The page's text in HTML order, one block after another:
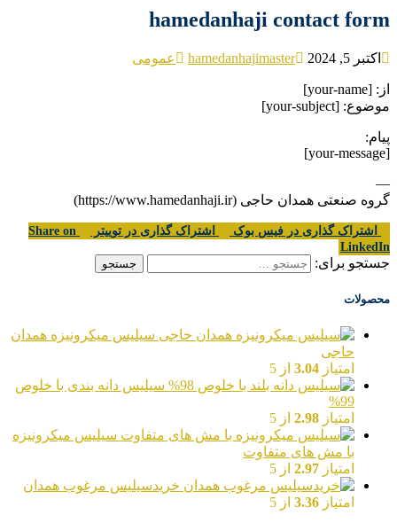
hamedanhaji contact form
اکتبر 5, 2024 hamedanhajimaster عمومی
از: [your-name]
موضوع: [your-subject]
پیام:
[your-message]
—
گروه صنعتی همدان حاجی (https://www.hamedanhaji.ir)
اشتراک گذاری در فیس بوک اشتراک گذاری در توییتر
Share on
LinkedIn
جستجو برای:
محصولات
سیلیس میکرونیزه همدان
حاجی
امتیاز 3.04 از 5
سیلیس دانه بندی با خلوص
99%
امتیاز 2.98 از 5
سیلیس میکرونیزه
با مش های متفاوت
امتیاز 2.97 از 5
خریدسیلیس مرغوب همدان
امتیاز 3.36 از 5